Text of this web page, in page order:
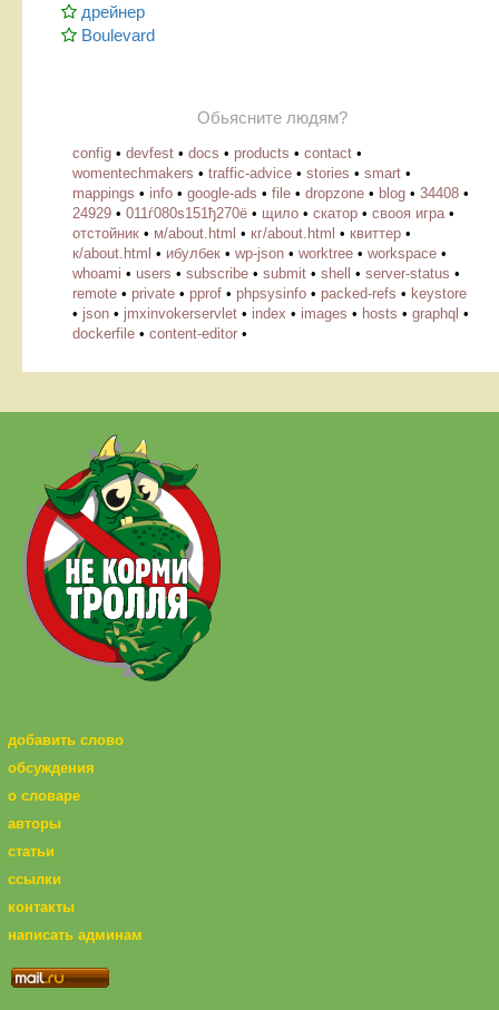
дрейнер
Boulevard
Обьясните людям?
config • devfest • docs • products • contact •
womentechmakers • traffic-advice • stories • smart •
mappings • info • google-ads • file • dropzone • blog • 34408 •
24929 • 011ѓ080ѕ151ђ270ё • щило • скатор • свооя игра •
отстойник • м/about.html • кг/about.html • квиттер •
к/about.html • ибулбек • wp-json • worktree • workspace •
whoami • users • subscribe • submit • shell • server-status •
remote • private • pprof • phpsysinfo • packed-refs • keystore
• json • jmxinvokerservlet • index • images • hosts • graphql •
dockerfile • content-editor •
добавить слово
обсуждения
о словаре
авторы
статьи
ссылки
контакты
написать админам